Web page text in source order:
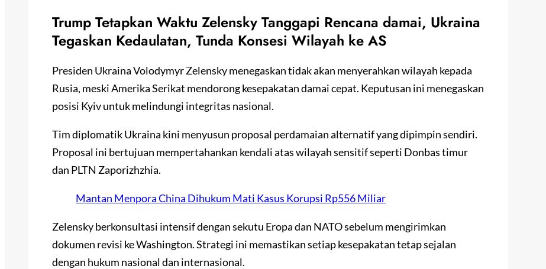
Trump Tetapkan Waktu Zelensky Tanggapi Rencana damai, Ukraina
Tegaskan Kedaulatan, Tunda Konsesi Wilayah ke AS
Presiden Ukraina Volodymyr Zelensky menegaskan tidak akan menyerahkan wilayah kepada
Rusia, meski Amerika Serikat mendorong kesepakatan damai cepat. Keputusan ini menegaskan
posisi Kyiv untuk melindungi integritas nasional.
Tim diplomatik Ukraina kini menyusun proposal perdamaian alternatif yang dipimpin sendiri.
Proposal ini bertujuan mempertahankan kendali atas wilayah sensitif seperti Donbas timur
dan PLTN Zaporizhzhia.
Mantan Menpora China Dihukum Mati Kasus Korupsi Rp556 Miliar
Zelensky berkonsultasi intensif dengan sekutu Eropa dan NATO sebelum mengirimkan
dokumen revisi ke Washington. Strategi ini memastikan setiap kesepakatan tetap sejalan
dengan hukum nasional dan internasional.